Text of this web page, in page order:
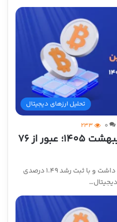
تحلیل ارزهای دیجیتال
0
233
تحلیل بیت کوین ۱ اردیبهشت ۱۴۰۵؛ عبور از ۷۶
امروز بیت کوین روندی صعودی داشت و با ثبت رشد ۱.۴۹ درصدی